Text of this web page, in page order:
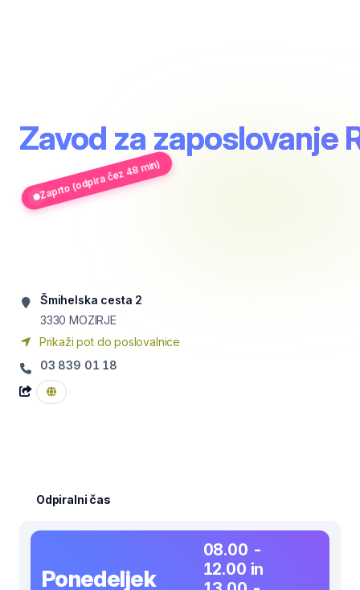
Zavod za zaposlovanje
Zaprto (odpira čez 48 min)
Šmihelska cesta 2
3330 MOZIRJE
Prikaži pot do poslovalnice
03 839 01 18
Odpiralni čas
Ponedeljek
08.00 -
12.00 in